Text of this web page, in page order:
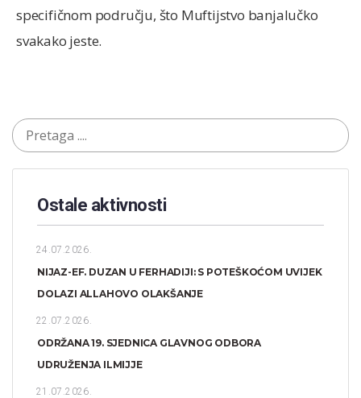
specifičnom području, što Muftijstvo banjalučko
svakako jeste.
Ostale aktivnosti
24.07.2026.
NIJAZ-EF. DUZAN U FERHADIJI: S POTEŠKOĆOM UVIJEK
DOLAZI ALLAHOVO OLAKŠANJE
22.07.2026.
ODRŽANA 19. SJEDNICA GLAVNOG ODBORA
UDRUŽENJA ILMIJJE
21.07.2026.